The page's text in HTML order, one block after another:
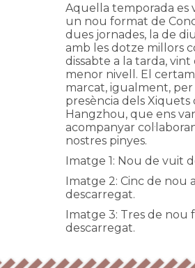
Aquella temporada es
un nou format de
dues jornades, la de
amb les dotze millors
dissabte a la tarda, vint
menor nivell. El
marcat, igualment, per
presència dels Xiquets
Hangzhou, que ens
acompanyar
nostres pinyes.
Imatge 1: Nou de vuit
Imatge 2: Cinc de nou
descarregat.
Imatge 3: Tres de nou
descarregat.